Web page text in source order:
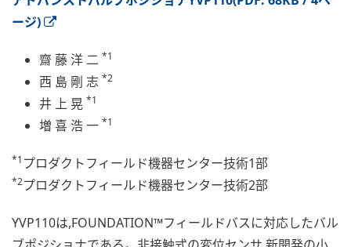
ージ)
齋 藤 洋 二 *1
西 島 剛 志 *2
井 上 晃 *1
増 喜 浩 一 *1
*1 プロダクトフィールド機器センター技術1部
*2プロダクトフィールド機器センター技術2部
YVP110は,FOUNDATION™フィールドバスに対応したバル